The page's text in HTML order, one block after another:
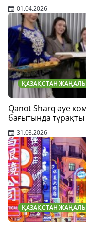
01.04.2026
ҚАЗАҚСТАН
Qanot Sharq әуе
бағытында тұрақты
31.03.2026
ҚАЗАҚСТАН